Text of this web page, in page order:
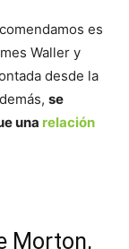
es
Waller y
desde la
se
una relación
Morton,